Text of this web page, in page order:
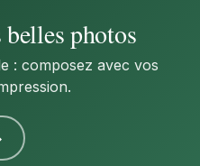
photos
: composez avec vos